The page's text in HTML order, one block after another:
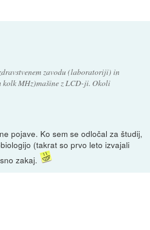
zavodu (laboratoriji) in
kolk MHz)mašine z LCD-ji. Okoli
pojave. Ko sem se odločal za študij,
(takrat so prvo leto izvajali
zakaj.